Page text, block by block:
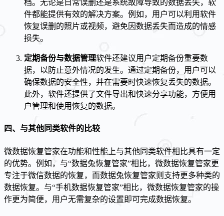
档。无论是日常误删还是系统故障导致的数据丢失，软
件都能提供有效的解决方案。例如，用户可以利用软件
恢复误删的照片或视频，避免因数据丢失而造成的情感
损失。
定期备份与数据管理软件还建议用户定期备份重要数
据，以防止意外情况的发生。通过定期备份，用户可以
确保数据的安全性，并在需要时快速恢复丢失的数据。
此外，软件还提供了文件导出和快速分享功能，方便用
户管理和使用恢复的数据。
四、与其他同类软件的比较
微数据恢复管家在功能和性能上与其他同类软件相比具有一定
的优势。例如，与“数据兔恢复管家”相比，微数据恢复管家更
专注于微信数据的恢复，而数据兔恢复管家则支持更多种类的
数据恢复。与“手机数据恢复管家”相比，微数据恢复管家的操
作更为简便，用户无需复杂的设置即可完成数据恢复。